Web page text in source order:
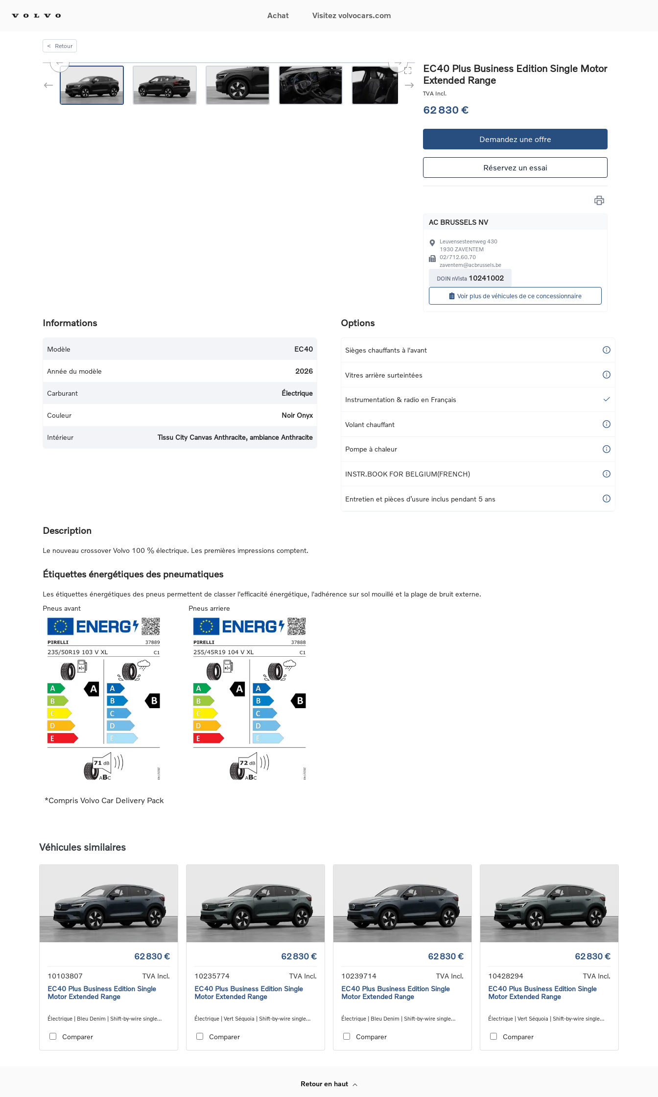
Achat
EX30
EX40
EC40
Voitures électriques
Voitures hybrides
rechargeables
Visitez volvocars.com
Configurez votre voiture
Offres du moment
Voitures d'occasion
Financement
Assurances
Réservez un essai
Entretien & Réparations
Reprise de votre voiture
Service de dépannage
Trouver un distributeur
< Retour
EC40 Plus Business Edition Single Motor
Extended Range
TVA Incl.
62 830 €
Demandez une offre
Réservez un essai
AC BRUSSELS NV
Leuvensesteenweg 430
1930 ZAVENTEM
02/712.60.70
zaventem@acbrussels.be
DOIN nVista 10241002
Voir plus de véhicules de ce concessionnaire
Informations
Modèle EC40
Année du modèle 2026
Carburant Électrique
Couleur Noir Onyx
Intérieur Tissu City Canvas Anthracite, ambiance Anthracite
Options
Sièges chauffants à l'avant
Vitres arrière surteintées
Instrumentation & radio en Français
Volant chauffant
Pompe à chaleur
INSTR.BOOK FOR BELGIUM(FRENCH)
Entretien et pièces d’usure inclus pendant 5 ans
Description
Le nouveau crossover Volvo 100 % électrique. Les premières impressions comptent.
Étiquettes énergétiques des pneumatiques
Les étiquettes énergétiques des pneus permettent de classer l'efficacité énergétique, l'adhérence sur sol mouillé et la plage de bruit externe.
Pneus avant
Pneus arriere
*Compris Volvo Car Delivery Pack
Véhicules similaires
62 830 €
10103807
TVA Incl.
EC40 Plus Business Edition Single
Motor Extended Range
Électrique | Bleu Denim | Shift-by-wire single
Comparer
62 830 €
10235774
TVA Incl.
EC40 Plus Business Edition Single
Motor Extended Range
Électrique | Vert Séquoia | Shift-by-wire single
Comparer
62 830 €
10239714
TVA Incl.
EC40 Plus Business Edition Single
Motor Extended Range
Électrique | Bleu Denim | Shift-by-wire single
Comparer
62 830 €
10428294
TVA Incl.
EC40 Plus Business Edition Single
Motor Extended Range
Électrique | Vert Séquoia | Shift-by-wire single
Comparer
Retour en haut